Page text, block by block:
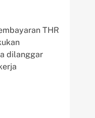
THR
dilanggar